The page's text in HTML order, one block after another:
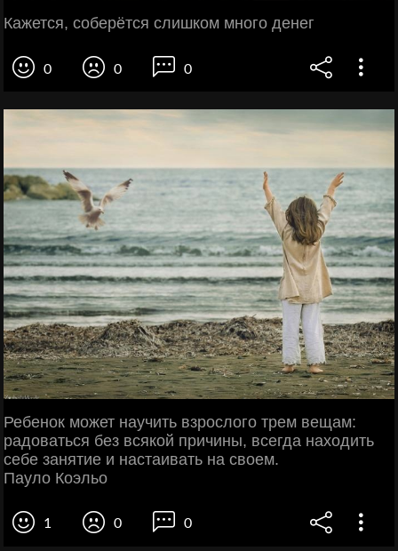
Кажется, соберётся слишком много денег
0 0 0
Ребенок может научить взрослого трем вещам:
радоваться без всякой причины, всегда находить
себе занятие и настаивать на своем.
Пауло Коэльо
1 0 0